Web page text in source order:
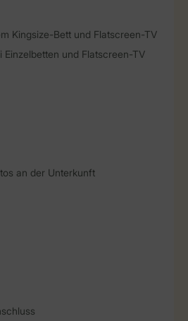
Kingsize-Bett und Flatscreen-TV
und Flatscreen-TV
an der Unterkunft